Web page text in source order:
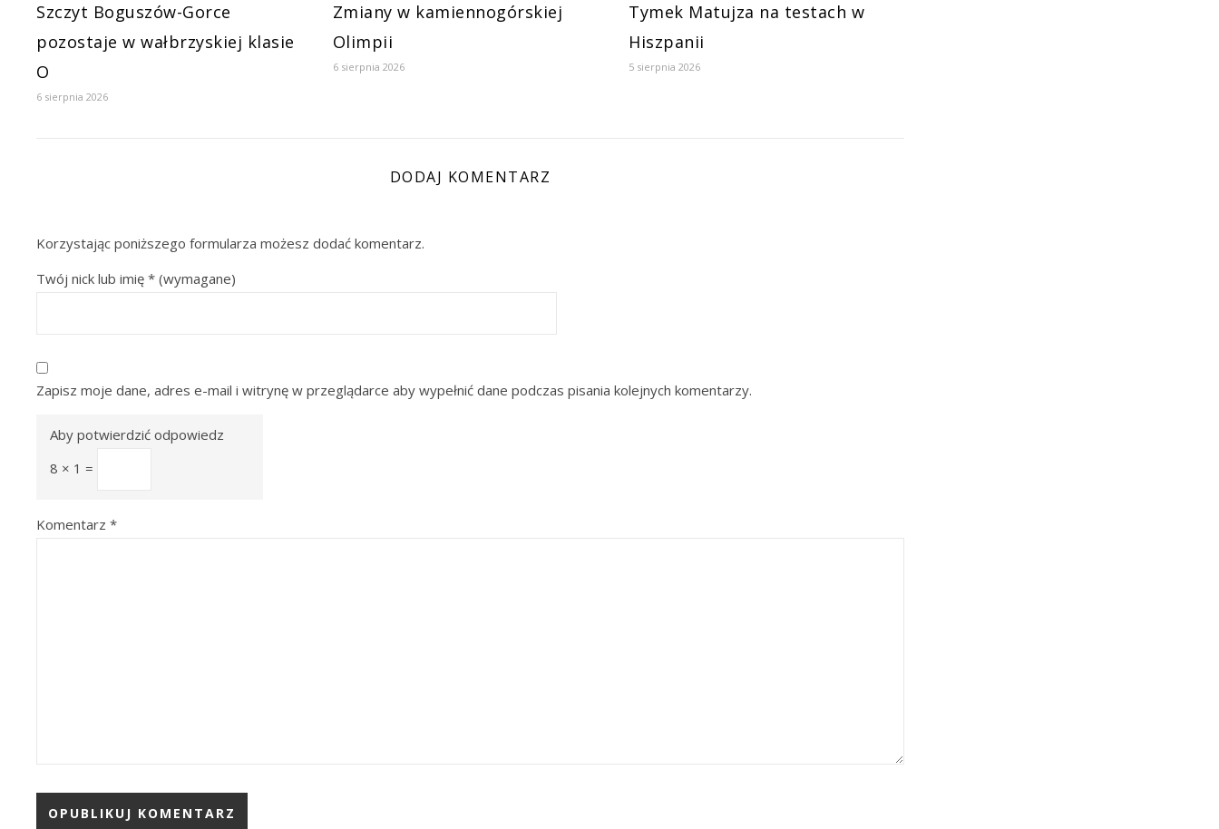
Szczyt Boguszów-Gorce
pozostaje w wałbrzyskiej klasie
O
6 sierpnia 2026
Zmiany w kamiennogórskiej
Olimpii
6 sierpnia 2026
Tymek Matujza na testach w
Hiszpanii
5 sierpnia 2026
DODAJ KOMENTARZ
Korzystając poniższego formularza możesz dodać komentarz.
Twój nick lub imię * (wymagane)
Zapisz moje dane, adres e-mail i witrynę w przeglądarce aby wypełnić dane podczas pisania kolejnych komentarzy.
Aby potwierdzić odpowiedz
8 × 1 =
Komentarz *